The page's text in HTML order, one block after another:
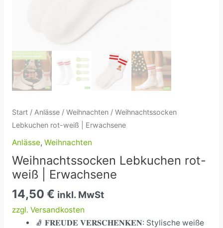
Start/ Anlässe/ Weihnachten/ Weihnachtssocken
Lebkuchen rot-weiß | Erwachsene
Anlässe, Weihnachten
Weihnachtssocken Lebkuchen rot-
weiß | Erwachsene
14,50 € inkl. MwSt
zzgl. Versandkosten
🧦𝐅𝐑𝐄𝐔𝐃𝐄 𝐕𝐄𝐑𝐒𝐂𝐇𝐄𝐍𝐊𝐄𝐍: Stylische weiße